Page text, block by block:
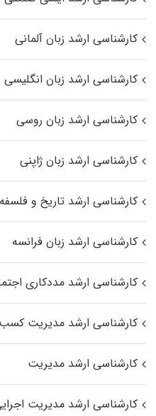
کارشناسی ارشد زبان آلمانی
کارشناسی ارشد زبان انگلیسی
کارشناسی ارشد زبان روسی
کارشناسی ارشد زبان ژاپنی
کارشناسی ارشد تاریخ و
کارشناسی ارشد زبان فرانسه
کارشناسی ارشد مددکاری
کارشناسی ارشد مدیریت
کارشناسی ارشد مدیریت
کارشناسی ارشد مدیریت